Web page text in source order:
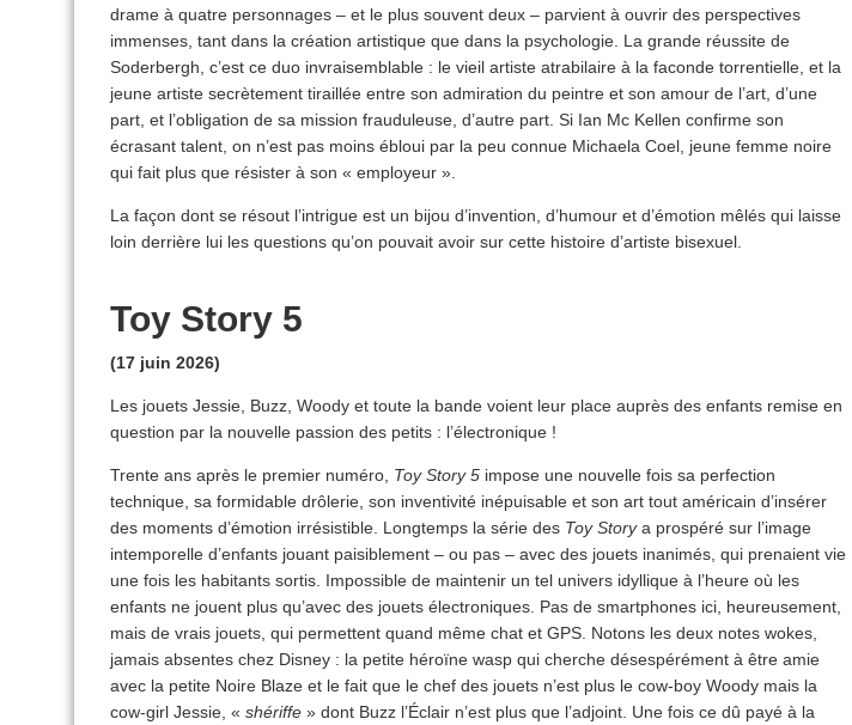
drame à quatre personnages – et le plus souvent deux – parvient à ouvrir des perspectives
immenses, tant dans la création artistique que dans la psychologie. La grande réussite de
Soderbergh, c’est ce duo invraisemblable : le vieil artiste atrabilaire à la faconde torrentielle, et la
jeune artiste secrètement tiraillée entre son admiration du peintre et son amour de l’art, d’une
part, et l’obligation de sa mission frauduleuse, d’autre part. Si Ian Mc Kellen confirme son
écrasant talent, on n’est pas moins ébloui par la peu connue Michaela Coel, jeune femme noire
qui fait plus que résister à son « employeur ».
La façon dont se résout l’intrigue est un bijou d’invention, d’humour et d’émotion mêlés qui laisse
loin derrière lui les questions qu’on pouvait avoir sur cette histoire d’artiste bisexuel.
Toy Story 5
(17 juin 2026)
Les jouets Jessie, Buzz, Woody et toute la bande voient leur place auprès des enfants remise en
question par la nouvelle passion des petits : l’électronique !
Trente ans après le premier numéro, Toy Story 5 impose une nouvelle fois sa perfection
technique, sa formidable drôlerie, son inventivité inépuisable et son art tout américain d’insérer
des moments d’émotion irrésistible. Longtemps la série des Toy Storya prospéré sur l’image
intemporelle d’enfants jouant paisiblement – ou pas – avec des jouets inanimés, qui prenaient vie
une fois les habitants sortis. Impossible de maintenir un tel univers idyllique à l’heure où les
enfants ne jouent plus qu’avec des jouets électroniques. Pas de smartphones ici, heureusement,
mais de vrais jouets, qui permettent quand même chat et GPS. Notons les deux notes wokes,
jamais absentes chez Disney : la petite héroïne wasp qui cherche désespérément à être amie
avec la petite Noire Blaze et le fait que le chef des jouets n’est plus le cow-boy Woody mais la
cow-girl Jessie, « shériffe » dont Buzz l’Éclair n’est plus que l’adjoint. Une fois ce dû payé à la